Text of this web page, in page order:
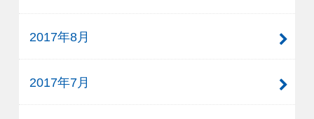
2017年8月
2017年7月